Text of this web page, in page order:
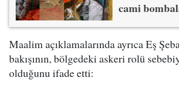
cami
Maalim açıklamalarında ayrıca Eş
bakışının, bölgedeki askeri rolü
olduğunu ifade etti: